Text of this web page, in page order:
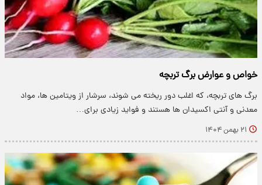
خواص و عوارض برگ تربچه
برگ های تربچه، که اغلب دور ریخته می شوند، سرشار از ویتامین ها، مواد
معدنی و آنتی اکسیدان ها هستند و فواید زیادی برای…
۲۱ بهمن ۱۴۰۴